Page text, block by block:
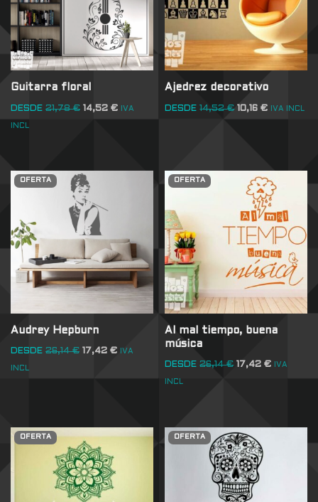
Guitarra floral
DESDE 21,78€ 14,52 € IVA
INCL
Ajedrez decorativo
DESDE 14,52€ 10,16€ IVA INCL
OFERTA
Audrey Hepburn
DESDE 26,14€ 17,42 € IVA
INCL
OFERTA
Al mal tiempo, buena
música
DESDE 26,14€ 17,42€ IVA
INCL
OFERTA OFERTA